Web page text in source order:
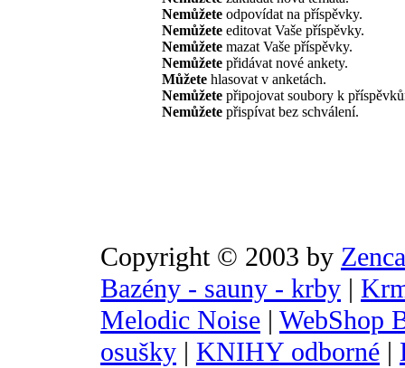
Nemůžete odpovídat na příspěvky.
Nemůžete editovat Vaše příspěvky.
Nemůžete mazat Vaše příspěvky.
Nemůžete přidávat nové ankety.
Můžete hlasovat v anketách.
Nemůžete připojovat soubory k
Nemůžete přispívat bez schválení.
Copyright © 2003 by
Bazény - sauny - krby |
Melodic Noise | WebShop
osušky | KNIHY odborné |